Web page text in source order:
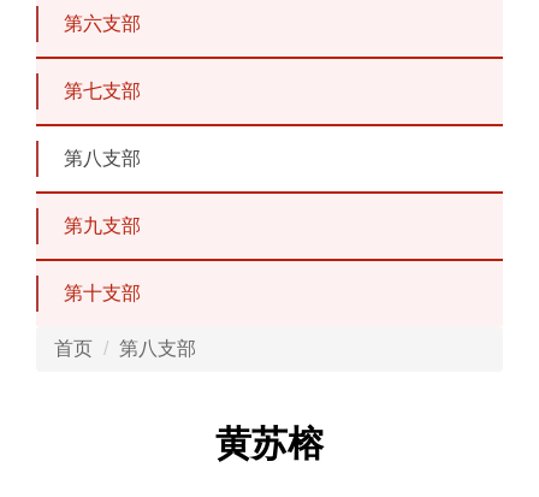
第六支部
第七支部
第八支部
第九支部
第十支部
首页 第八支部
黄苏榕